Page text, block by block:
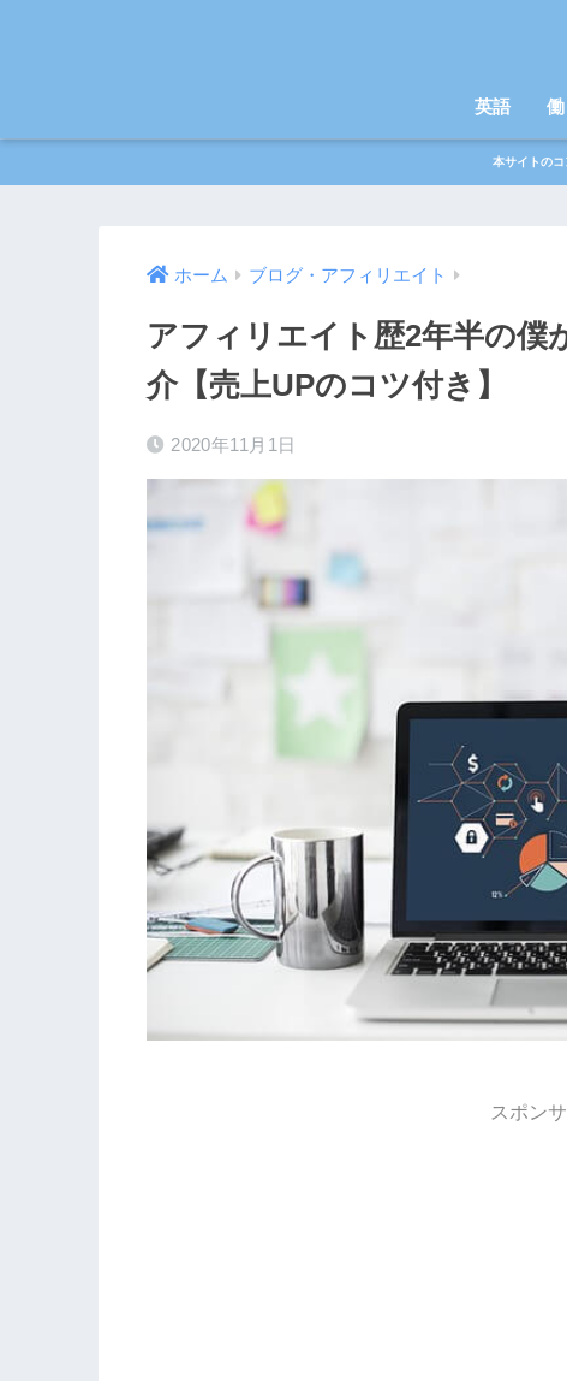
英語
本サイトの
ホーム ブログ・アフィリエイト
アフィリエイト歴2年半の僕
介【売上UPのコツ付き】
2020年11月1日
スポン